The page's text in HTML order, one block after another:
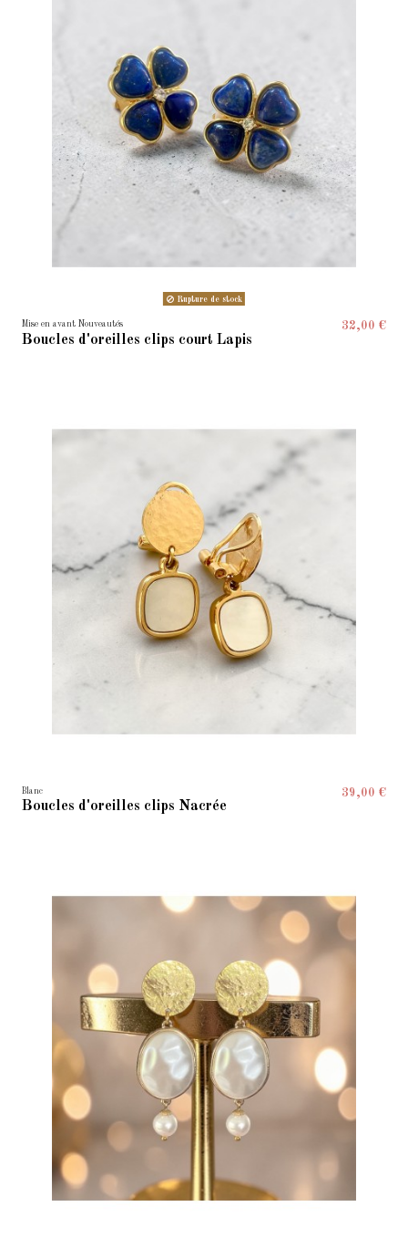
Rupture de stock
Mise en avant Nouveautés
Boucles d'oreilles clips court Lapis
32,00 €
Blanc
Boucles d'oreilles clips Nacrée
39,00 €